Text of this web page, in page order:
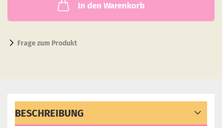
In den Warenkorb
Frage zum Produkt
BESCHREIBUNG